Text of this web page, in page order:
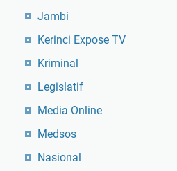
Jambi
Kerinci Expose TV
Kriminal
Legislatif
Media Online
Medsos
Nasional